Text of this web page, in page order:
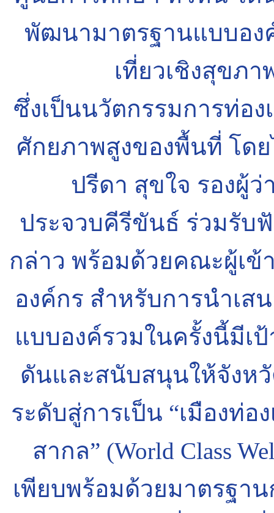
พัฒนามาตรฐานแบบอง
เที่ยวเชิงสุขภ
ซึ่งเป็นนวัตกรรมการท่อ
ศักยภาพสูงของพื้นที่ โด
ปรีดา สุขใจ รองผู้ว่
ประจวบคีรีขันธ์ ร่วมรับ
กล่าว พร้อมด้วยคณะผู้เข้
องค์กร สำหรับการนำเส
แบบองค์รวมในครั้งนี้มีเ
ดันและสนับสนุนให้จังห
ระดับสู่การเป็น “เมืองท่อ
สากล” (World Class
เพียบพร้อมด้วยมาตรฐา